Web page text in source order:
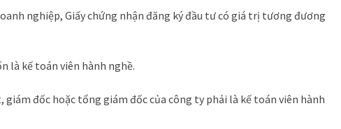
nghiệp, Giấy chứng nhận đăng ký đầu tư có giá trị tương đương
là kế toán viên hành nghề.
đốc hoặc tổng giám đốc của công ty phải là kế toán viên hành